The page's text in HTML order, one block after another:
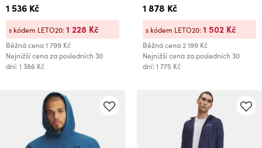
1 536 Kč
Běžná cena1 799 Kč
Nejnižší cena za posledních 30
dní: 1 386 Kč
s kódem LETO20:1 228 Kč
1 878 Kč
Běžná cena2 199 Kč
Nejnižší cena za posledních 30
dní: 1 775 Kč
s kódem LETO20:1 502 Kč